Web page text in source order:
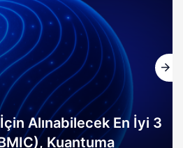
Alınabilecek En İyi 3
Kuantuma